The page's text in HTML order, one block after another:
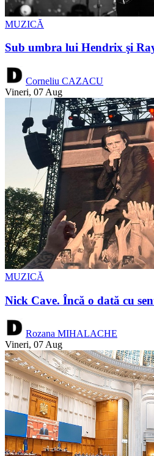
MUZICĂ
Sub umbra lui Hendrix şi
Corneliu CAZACU
Vineri, 07 Aug
MUZICĂ
Nick Cave. Încă o dată cu
Rozana MIHALACHE
Vineri, 07 Aug